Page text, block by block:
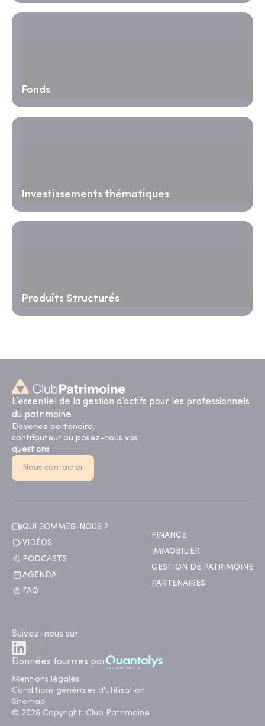
Fonds
Investissements thématiques
Produits Structurés
L’essentiel de la gestion d’actifs pour les professionnels
du patrimoine
Devenez partenaire,
contributeur ou posez-nous vos
questions
Nous contacter
QUI SOMMES-NOUS ?
VIDÉOS
PODCASTS
AGENDA
FAQ
FINANCE
IMMOBILIER
GESTION DE PATRIMOINE
PARTENAIRES
Suivez-nous sur
Données fournies par
Mentions légales
Conditions générales d'utillisation
Sitemap
© 2026 Copyright. Club Patrimoine